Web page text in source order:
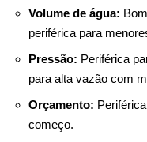
Volume de água:
periférica para
Pressão: Periférica
para alta vazão com
Orçamento:
começo.